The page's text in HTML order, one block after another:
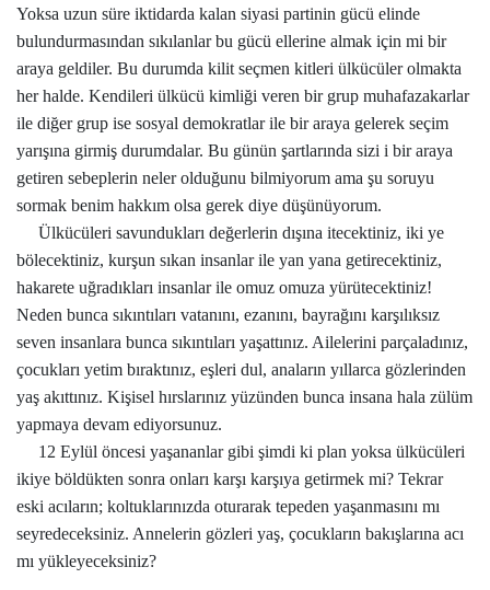
Yoksa uzun süre iktidarda kalan siyasi partinin gücü elinde
bulundurmasından sıkılanlar bu gücü ellerine almak için mi bir
araya geldiler. Bu durumda kilit seçmen kitleri ülkücüler olmakta
her halde. Kendileri ülkücü kimliği veren bir grup muhafazakarlar
ile diğer grup ise sosyal demokratlar ile bir araya gelerek seçim
yarışına girmiş durumdalar. Bu günün şartlarında sizi i bir araya
getiren sebeplerin neler olduğunu bilmiyorum ama şu soruyu
sormak benim hakkım olsa gerek diye düşünüyorum.
Ülkücüleri savundukları değerlerin dışına itecektiniz, iki ye
bölecektiniz, kurşun sıkan insanlar ile yan yana getirecektiniz,
hakarete uğradıkları insanlar ile omuz omuza yürütecektiniz!
Neden bunca sıkıntıları vatanını, ezanını, bayrağını karşılıksız
seven insanlara bunca sıkıntıları yaşattınız. Ailelerini parçaladınız,
çocukları yetim bıraktınız, eşleri dul, anaların yıllarca gözlerinden
yaş akıttınız. Kişisel hırslarınız yüzünden bunca insana hala zülüm
yapmaya devam ediyorsunuz.
12 Eylül öncesi yaşananlar gibi şimdi ki plan yoksa ülkücüleri
ikiye böldükten sonra onları karşı karşıya getirmek mi? Tekrar
eski acıların; koltuklarınızda oturarak tepeden yaşanmasını mı
seyredeceksiniz. Annelerin gözleri yaş, çocukların bakışlarına acı
mı yükleyeceksiniz?